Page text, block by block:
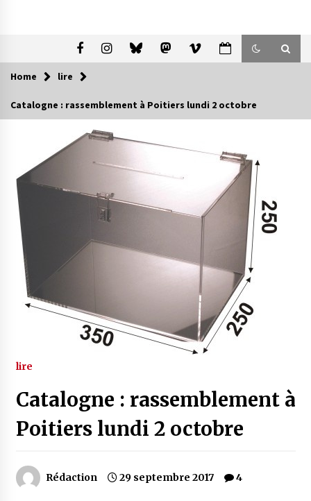
Home lire
Catalogne : rassemblement à Poitiers lundi 2 octobre
lire
Catalogne : rassemblement à
Poitiers lundi 2 octobre
Rédaction 29 septembre 2017 4